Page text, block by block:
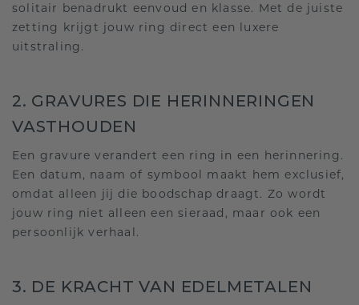
solitair benadrukt eenvoud en klasse. Met de juiste
zetting krijgt jouw ring direct een luxere
uitstraling.
2. GRAVURES DIE HERINNERINGEN
VASTHOUDEN
Een gravure verandert een ring in een herinnering.
Een datum, naam of symbool maakt hem exclusief,
omdat alleen jij die boodschap draagt. Zo wordt
jouw ring niet alleen een sieraad, maar ook een
persoonlijk verhaal.
3. DE KRACHT VAN EDELMETALEN